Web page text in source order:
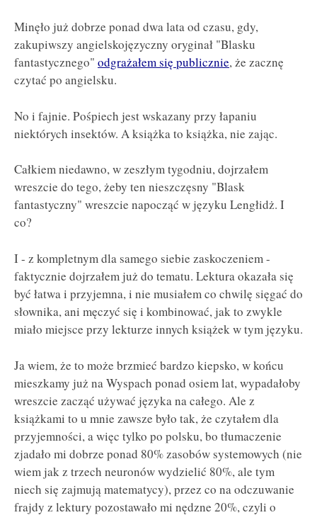
Minęło już dobrze ponad dwa lata od czasu, gdy,
zakupiwszy angielskojęzyczny oryginał "Blasku
fantastycznego" odgrażałem się publicznie, że zacznę
czytać po angielsku.
No i fajnie. Pośpiech jest wskazany przy łapaniu
niektórych insektów. A książka to książka, nie zając.
Całkiem niedawno, w zeszłym tygodniu, dojrzałem
wreszcie do tego, żeby ten nieszczęsny "Blask
fantastyczny" wreszcie napocząć w języku Lengłidż. I
co?
I - z kompletnym dla samego siebie zaskoczeniem -
faktycznie dojrzałem już do tematu. Lektura okazała się
być łatwa i przyjemna, i nie musiałem co chwilę sięgać do
słownika, ani męczyć się i kombinować, jak to zwykle
miało miejsce przy lekturze innych książek w tym języku.
Ja wiem, że to może brzmieć bardzo kiepsko, w końcu
mieszkamy już na Wyspach ponad osiem lat, wypadałoby
wreszcie zacząć używać języka na całego. Ale z
książkami to u mnie zawsze było tak, że czytałem dla
przyjemności, a więc tylko po polsku, bo tłumaczenie
zjadało mi dobrze ponad 80% zasobów systemowych (nie
wiem jak z trzech neuronów wydzielić 80%, ale tym
niech się zajmują matematycy), przez co na odczuwanie
frajdy z lektury pozostawało mi nędzne 20%, czyli o